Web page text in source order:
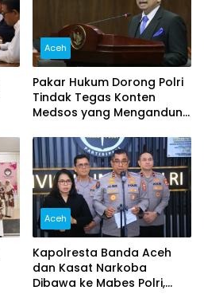
Aceh
Pakar Hukum Dorong Polri
Tindak Tegas Konten
Medsos yang Mengandung
Aceh
Kapolresta Banda Aceh
dan Kasat Narkoba
Dibawa ke Mabes Polri,